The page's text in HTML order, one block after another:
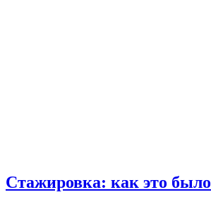
Стажировка: как это было